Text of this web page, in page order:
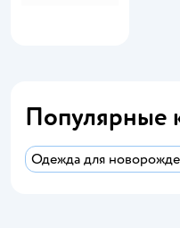
Популярные
Одежда для